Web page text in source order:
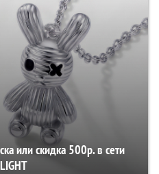
или скидка 500р. в сети